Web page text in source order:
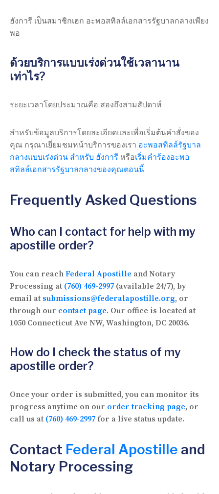
ฮังการี เป็นสมาชิกเฮก อะพอสทิลล์เอกสารรัฐบาลกลางเพียง
พอ
ด้วยบริการแบบเร่งด่วนใช้เวลานาน
เท่าไร?
ระยะเวลาโดยประมาณคือ สองถึงสามสัปดาห์
สำหรับข้อมูลบริการโดยละเอียดและเพื่อเริ่มต้นคำสั่งของ
คุณ กรุณาเยี่ยมชมหน้าบริการของเรา อะพอสทิลล์รัฐบาล
กลางแบบเร่งด่วน สำหรับ ฮังการี หรือเริ่มคำร้องอะพอ
สทิลล์เอกสารรัฐบาลกลางของคุณตอนนี้
Frequently Asked Questions
Who can I contact for help with my
apostille order?
You can reach Federal Apostille and Notary
Processing at (760) 469-2997 (available 24/7), by
email at submissions@federalapostille.org, or
through our contact page. Our office is located at
1050 Connecticut Ave NW, Washington, DC 20036.
How do I check the status of my
apostille order?
Once your order is submitted, you can monitor its
progress anytime on our order tracking page, or
call us at (760) 469-2997 for a live status update.
Contact Federal Apostille and
Notary Processing